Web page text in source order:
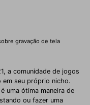
gravação de tela
a comunidade de jogos
em seu próprio nicho.
uma ótima maneira de
ou fazer uma